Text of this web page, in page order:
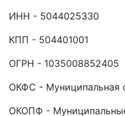
ИНН - 5044025330
КПП - 504401001
ОГРН - 1035008852405
ОКФС - Муниципальная
ОКОПФ -